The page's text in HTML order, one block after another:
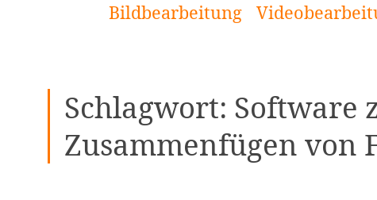
Bildbearbeitung
Schlagwort: Software
Zusammenfügen von